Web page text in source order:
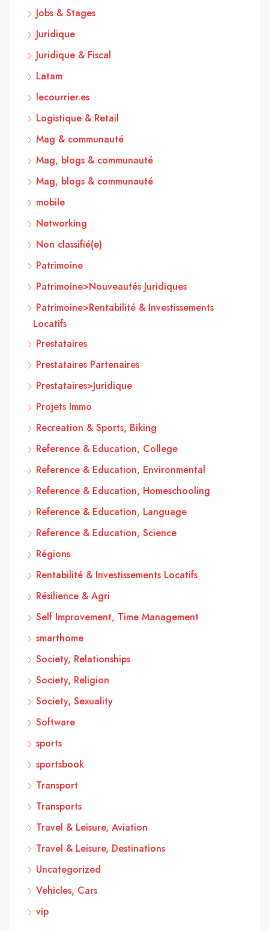
Jobs & Stages
Juridique
Juridique & Fiscal
Latam
lecourrier.es
Logistique & Retail
Mag & communauté
Mag, blogs & communauté
Mag, blogs & communauté
mobile
Networking
Non classifié(e)
Patrimoine
Patrimoine>Nouveautés Juridiques
Patrimoine>Rentabilité & Investissements
Locatifs
Prestataires
Prestataires Partenaires
Prestataires>Juridique
Projets Immo
Recreation & Sports, Biking
Reference & Education, College
Reference & Education, Environmental
Reference & Education, Homeschooling
Reference & Education, Language
Reference & Education, Science
Régions
Rentabilité & Investissements Locatifs
Résilience & Agri
Self Improvement, Time Management
smarthome
Society, Relationships
Society, Religion
Society, Sexuality
Software
sports
sportsbook
Transport
Transports
Travel & Leisure, Aviation
Travel & Leisure, Destinations
Uncategorized
Vehicles, Cars
vip